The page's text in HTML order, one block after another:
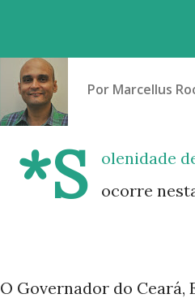
Por Marcellus
*S
olenidade
ocorre
O Governador do Ceará,